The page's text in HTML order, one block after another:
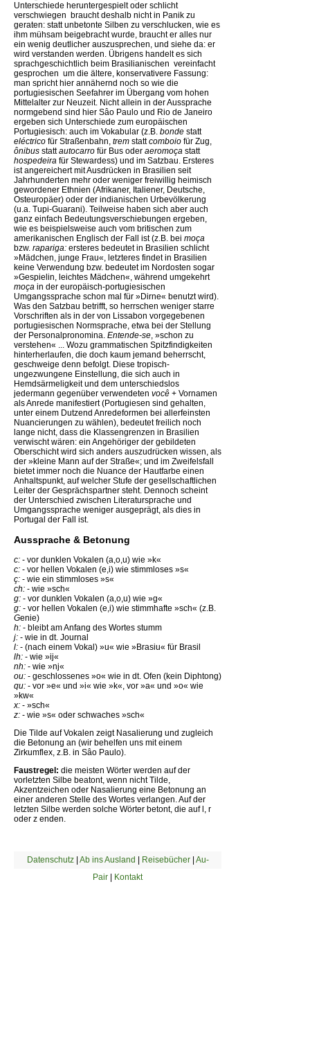
Unterschiede heruntergespielt oder schlicht
verschwiegen  braucht deshalb nicht in Panik zu
geraten: statt unbetonte Silben zu verschlucken, wie es
ihm mühsam beigebracht wurde, braucht er alles nur
ein wenig deutlicher auszusprechen, und siehe da: er
wird verstanden werden. Übrigens handelt es sich
sprachgeschichtlich beim Brasilianischen  vereinfacht
gesprochen  um die ältere, konservativere Fassung:
man spricht hier annähernd noch so wie die
portugiesischen Seefahrer im Übergang vom hohen
Mittelalter zur Neuzeit. Nicht allein in der Aussprache 
normgebend sind hier Sâo Paulo und Rio de Janeiro 
ergeben sich Unterschiede zum europäischen
Portugiesisch: auch im Vokabular (z.B. bonde statt
eléctrico für Straßenbahn, trem stattcomboio für Zug,
ônibus stattautocarro für Bus oder aeromoça statt
hospedeira für Stewardess) und im Satzbau. Ersteres
ist angereichert mit Ausdrücken in Brasilien seit
Jahrhunderten mehr oder weniger freiwillig heimisch
gewordener Ethnien (Afrikaner, Italiener, Deutsche,
Osteuropäer) oder der indianischen Urbevölkerung
(u.a. Tupi-Guarani). Teilweise haben sich aber auch
ganz einfach Bedeutungsverschiebungen ergeben,
wie es beispielsweise auch vom britischen zum
amerikanischen Englisch der Fall ist (z.B. bei moça
bzw. rapariga: ersteres bedeutet in Brasilien schlicht
»Mädchen, junge Frau«, letzteres findet in Brasilien
keine Verwendung bzw. bedeutet im Nordosten sogar
»Gespielin, leichtes Mädchen«, während umgekehrt
moça in der europäisch-portugiesischen
Umgangssprache schon mal für »Dirne« benutzt wird).
Was den Satzbau betrifft, so herrschen weniger starre
Vorschriften als in der von Lissabon vorgegebenen
portugiesischen Normsprache, etwa bei der Stellung
der Personalpronomina. Entende-se , »schon zu
verstehen« ... Wozu grammatischen Spitzfindigkeiten
hinterherlaufen, die doch kaum jemand beherrscht,
geschweige denn befolgt. Diese tropisch-
ungezwungene Einstellung, die sich auch in
Hemdsärmeligkeit und dem unterschiedslos
jedermann gegenüber verwendeten você + Vornamen
als Anrede manifestiert (Portugiesen sind gehalten,
unter einem Dutzend Anredeformen bei allerfeinsten
Nuancierungen zu wählen), bedeutet freilich noch
lange nicht, dass die Klassengrenzen in Brasilien
verwischt wären: ein Angehöriger der gebildeten
Oberschicht wird sich anders auszudrücken wissen, als
der »kleine Mann auf der Straße«; und im Zweifelsfall
bietet immer noch die Nuance der Hautfarbe einen
Anhaltspunkt, auf welcher Stufe der gesellschaftlichen
Leiter der Gesprächspartner steht. Dennoch scheint
der Unterschied zwischen Literatursprache und
Umgangssprache weniger ausgeprägt, als dies in
Portugal der Fall ist.
Aussprache & Betonung
c: - vor dunklen Vokalen (a,o,u) wie »k«
c: - vor hellen Vokalen (e,i) wie stimmloses »s«
ç: - wie ein stimmloses »s«
ch: - wie »sch«
g: - vor dunklen Vokalen (a,o,u) wie »g«
g: - vor hellen Vokalen (e,i) wie stimmhafte »sch« (z.B.
Genie)
h: - bleibt am Anfang des Wortes stumm
j: - wie in dt. Journal
l: - (nach einem Vokal) »u« wie »Brasiu« für Brasil
lh: - wie »ij«
nh: - wie »nj«
ou: - geschlossenes »o« wie in dt. Ofen (kein Diphtong)
qu: - vor »e« und »i« wie »k«, vor »a« und »o« wie
»kw«
x: - »sch«
z: - wie »s« oder schwaches »sch«
Die Tilde auf Vokalen zeigt Nasalierung und zugleich
die Betonung an (wir behelfen uns mit einem
Zirkumflex, z.B. in Sâo Paulo).
Faustregel: die meisten Wörter werden auf der
vorletzten Silbe beatont, wenn nicht Tilde,
Akzentzeichen oder Nasalierung eine Betonung an
einer anderen Stelle des Wortes verlangen. Auf der
letzten Silbe werden solche Wörter betont, die auf l, r
oder z enden.
Datenschutz| Ab ins Ausland | Reisebücher| Au-
Pair | Kontakt